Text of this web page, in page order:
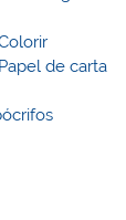
de carta